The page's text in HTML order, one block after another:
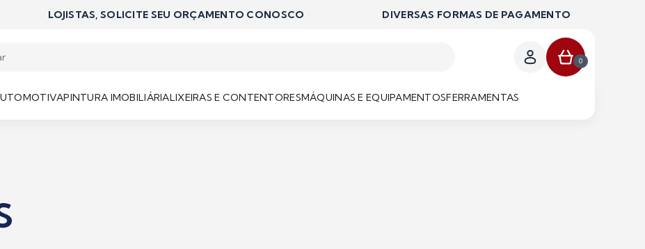
LOJISTAS, SOLICITE SEU ORÇAMENTO CONOSCO DIVERSAS FORMAS DE PAGAMENTO
0
PINTURA IMOBILIÁRIALIXEIRAS E CONTENTORESMÁQUINAS E EQUIPAMENTOSFERRAMENTAS